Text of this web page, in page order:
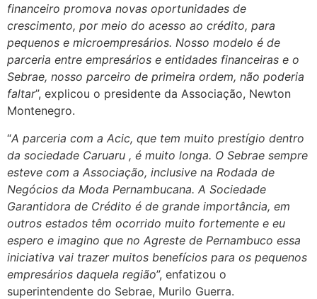
financeiro promova novas oportunidades de
crescimento, por meio do acesso ao crédito, para
pequenos e microempresários. Nosso modelo é de
parceria entre empresários e entidades financeiras e o
Sebrae, nosso parceiro de primeira ordem, não poderia
faltar”, explicou o presidente da Associação, Newton
Montenegro.
“A parceria com a Acic, que tem muito prestígio dentro
da sociedade Caruaru , é muito longa. O Sebrae sempre
esteve com a Associação, inclusive na Rodada de
Negócios da Moda Pernambucana. A Sociedade
Garantidora de Crédito é de grande importância, em
outros estados têm ocorrido muito fortemente e eu
espero e imagino que no Agreste de Pernambuco essa
iniciativa vai trazer muitos benefícios para os pequenos
empresários daquela região”, enfatizou o
superintendente do Sebrae, Murilo Guerra.